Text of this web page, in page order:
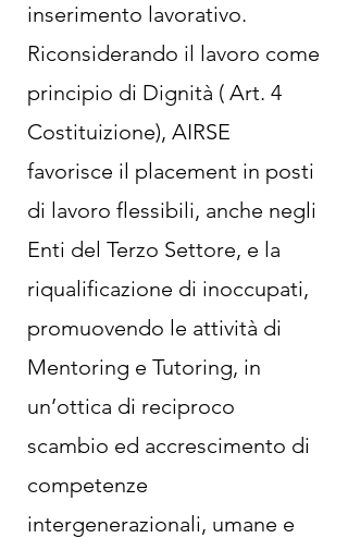
inserimento lavorativo.
Riconsiderando il lavoro come
principio di Dignità ( Art. 4
Costituizione), AIRSE
favorisce il placement in posti
di lavoro flessibili, anche negli
Enti del Terzo Settore, e la
riqualificazione di inoccupati,
promuovendo le attività di
Mentoring e Tutoring, in
un’ottica di reciproco
scambio ed accrescimento di
competenze
intergenerazionali, umane e